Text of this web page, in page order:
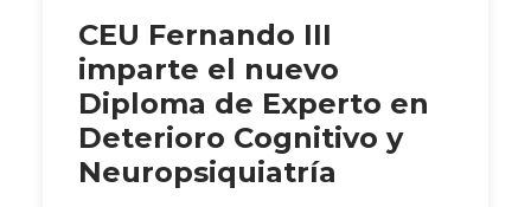
CEU Fernando III
imparte el nuevo
Diploma de Experto en
Deterioro Cognitivo y
Neuropsiquiatría